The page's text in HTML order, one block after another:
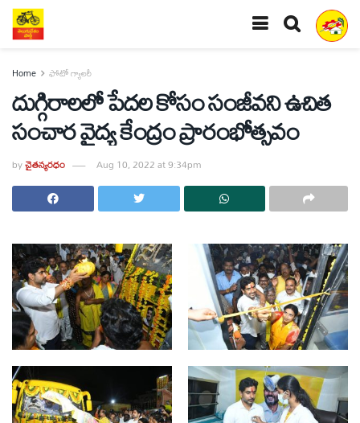
Home ఫోటో గ్యాలరీ
దుగ్గిరాలలో పేదల కోసం సంజీవని ఉచిత
సంచార వైద్య కేంద్రం ప్రారంభోత్సవం
byచైతన్యరధం Aug 10, 2022 at 9:34pm